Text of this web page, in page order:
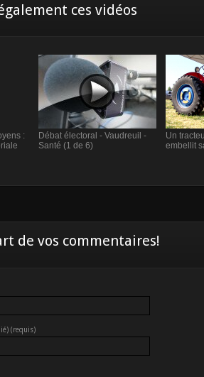
ces vidéos
:
Débat électoral - Vaudreuil -
Santé (1 de 6)
Un
embellit
de vos commentaires!
(requis)